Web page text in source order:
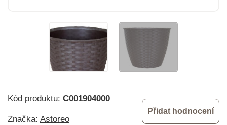
Kód produktu: C001904000
Značka: Astoreo
Přidat hodnocení